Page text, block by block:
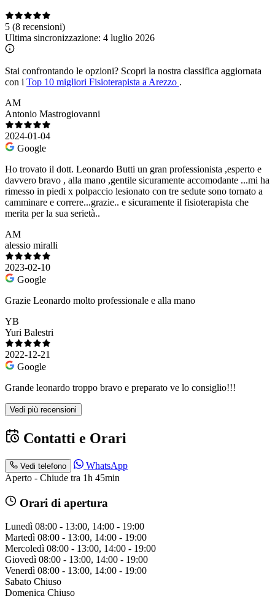
5 (8 recensioni)
Ultima sincronizzazione: 4 luglio 2026
Stai confrontando le opzioni? Scopri la nostra classifica aggiornata
con i Top 10 migliori Fisioterapista a Arezzo .
AM
Antonio Mastrogiovanni
2024-01-04
Google
Ho trovato il dott. Leonardo Butti un gran professionista ,esperto e
davvero bravo , alla mano ,gentile sicuramente accomodante ...mi ha
rimesso in piedi x polpaccio lesionato con tre sedute sono tornato a
camminare e correre...grazie.. e sicuramente il fisioterapista che
merita per la sua serietà..
AM
alessio miralli
2023-02-10
Google
Grazie Leonardo molto professionale e alla mano
YB
Yuri Balestri
2022-12-21
Google
Grande leonardo troppo bravo e preparato ve lo consiglio!!!
Vedi più recensioni
Contatti e Orari
Vedi telefono
WhatsApp
Aperto - Chiude tra 1h 45min
Orari di apertura
Lunedì 08:00 - 13:00, 14:00 - 19:00
Martedì 08:00 - 13:00, 14:00 - 19:00
Mercoledì 08:00 - 13:00, 14:00 - 19:00
Giovedì 08:00 - 13:00, 14:00 - 19:00
Venerdì 08:00 - 13:00, 14:00 - 19:00
Sabato Chiuso
Domenica Chiuso